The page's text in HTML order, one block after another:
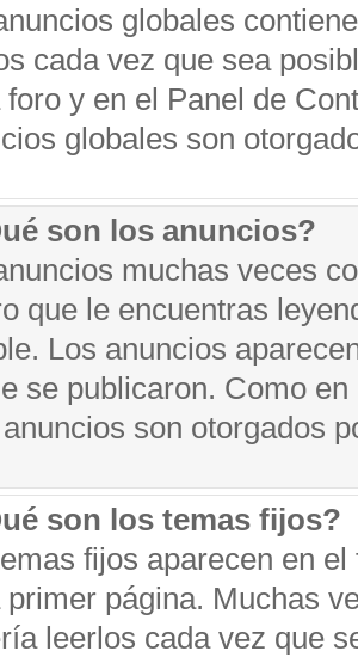
globales
cada vez que sea
foro y en el Panel de
globales son
son los anuncios?
muchas veces
que le encuentras
Los anuncios
se publicaron. Como
son otorgados
son los temas fijos?
fijos aparecen en
primer página. Muchas
leerlos cada vez que